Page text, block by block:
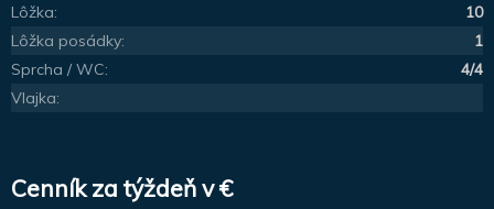
Lôžka:
10
Lôžka posádky:
1
Sprcha / WC:
4/4
Vlajka:
Cenník za týždeň v €